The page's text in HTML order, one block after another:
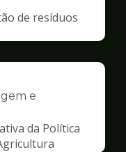
de resíduos
e
da Política